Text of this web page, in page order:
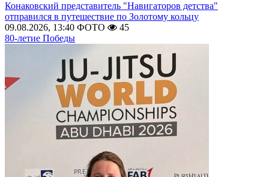
Конаковский представитель "Навигаторов детства"
отправился в путешествие по Золотому кольцу
09.08.2026, 13:40 ФОТО
45
80-летие Победы